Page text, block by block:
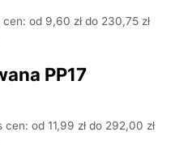
od 9,60 zł do 230,75 zł
PP17
cen: od 11,99 zł do 292,00 zł